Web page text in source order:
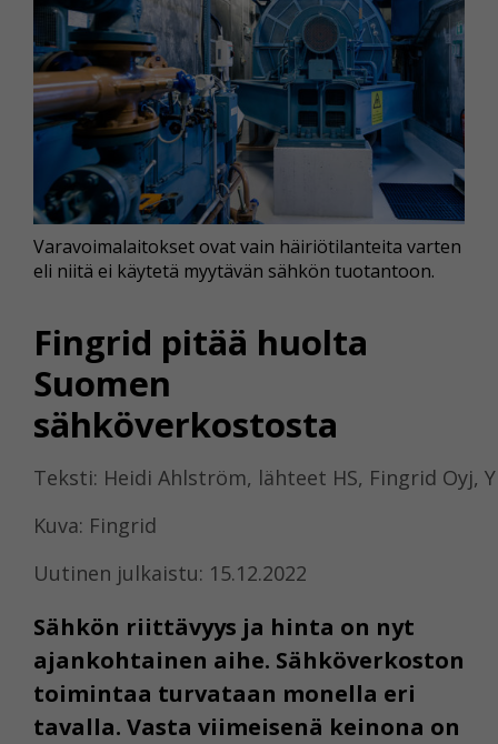
Fingrid pitää huolta
Suomen
sähköverkostosta
Teksti: Heidi Ahlström, lähteet HS, Fingrid Oyj,
Kuva: Fingrid
Uutinen julkaistu: 15.12.2022
Sähkön riittävyys ja hinta on nyt
ajankohtainen aihe. Sähköverkoston
toimintaa turvataan monella eri
tavalla. Vasta viimeisenä keinona on
Varavoimalaitokset ovat vain häiriötilanteita varten
eli niitä ei käytetä myytävän sähkön tuotantoon.